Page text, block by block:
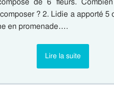
? 2. Lidie a apporté 5
en promenade….
Lire la suite